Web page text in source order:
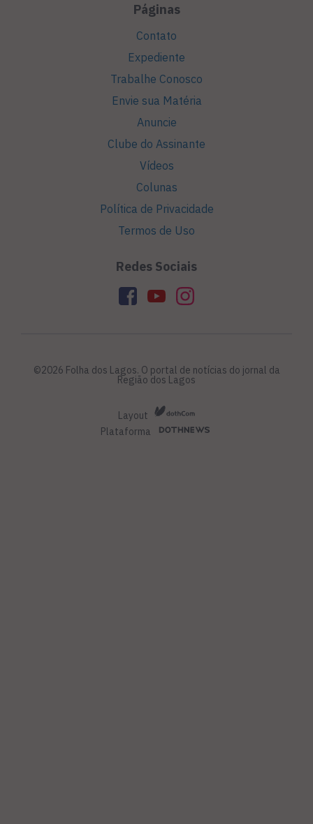
Páginas
Contato
Expediente
Trabalhe Conosco
Envie sua Matéria
Anuncie
Clube do Assinante
Vídeos
Colunas
Política de Privacidade
Termos de Uso
Redes Sociais
©2026 Folha dos Lagos. O portal de notícias do jornal da
Região dos Lagos
Layout
Plataforma